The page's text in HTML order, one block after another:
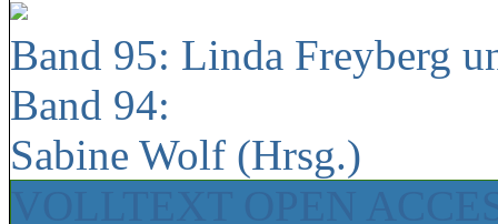
Band 95: Linda Freyberg
Band 94:
Sabine Wolf (Hrsg.)